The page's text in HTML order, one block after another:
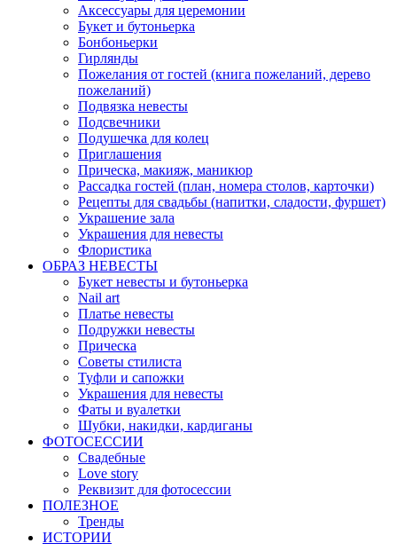
Аксессуары для церемонии
Букет и бутоньерка
Бонбоньерки
Гирлянды
Пожелания от гостей (книга пожеланий, дерево
пожеланий)
Подвязка невесты
Подсвечники
Подушечка для колец
Приглашения
Прическа, макияж, маникюр
Рассадка гостей (план, номера столов, карточки)
Рецепты для свадьбы (напитки, сладости, фуршет)
Украшение зала
Украшения для невесты
Флористика
ОБРАЗ НЕВЕСТЫ
Букет невесты и бутоньерка
Nail art
Платье невесты
Подружки невесты
Прическа
Советы стилиста
Туфли и сапожки
Украшения для невесты
Фаты и вуалетки
Шубки, накидки, кардиганы
ФОТОСЕССИИ
Свадебные
Love story
Реквизит для фотосессии
ПОЛЕЗНОЕ
Тренды
ИСТОРИИ